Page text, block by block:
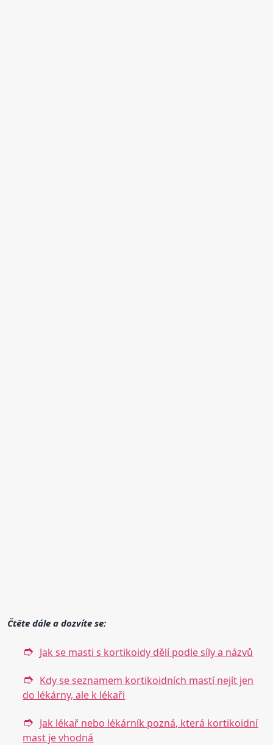
Čtěte dále a dozvíte se:
Jak se masti s kortikoidy dělí podle síly a názvů
Kdy se seznamem kortikoidních mastí nejít jen
do lékárny, ale k lékaři
Jak lékař nebo lékárník pozná, která kortikoidní
mast je vhodná